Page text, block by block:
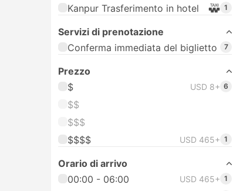
Kanpur Trasferimento in hotel 1
Servizi di prenotazione
Conferma immediata del biglietto
7
Prezzo
$
USD 8+ 6
$$
$$$
$$$$
USD 465+ 1
Orario di arrivo
00:00 - 06:00
USD 465+ 1